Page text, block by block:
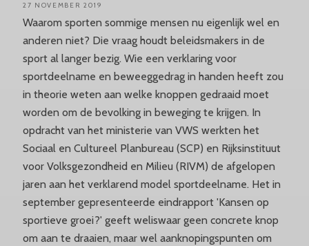
Waarom sporten sommige mensen nu eigenlijk wel en
anderen niet? Die vraag houdt beleidsmakers in de
sport al langer bezig. Wie een verklaring voor
sportdeelname en beweeggedrag in handen heeft zou
in theorie weten aan welke knoppen gedraaid moet
worden om de bevolking in beweging te krijgen. In
opdracht van het ministerie van VWS werkten het
Sociaal en Cultureel Planbureau (SCP) en Rijksinstituut
voor Volksgezondheid en Milieu (RIVM) de afgelopen
jaren aan het verklarend model sportdeelname. Het in
september gepresenteerde eindrapport 'Kansen op
sportieve groei?' geeft weliswaar geen concrete knop
om aan te draaien, maar wel aanknopingspunten om
27 NOVEMBER 2019